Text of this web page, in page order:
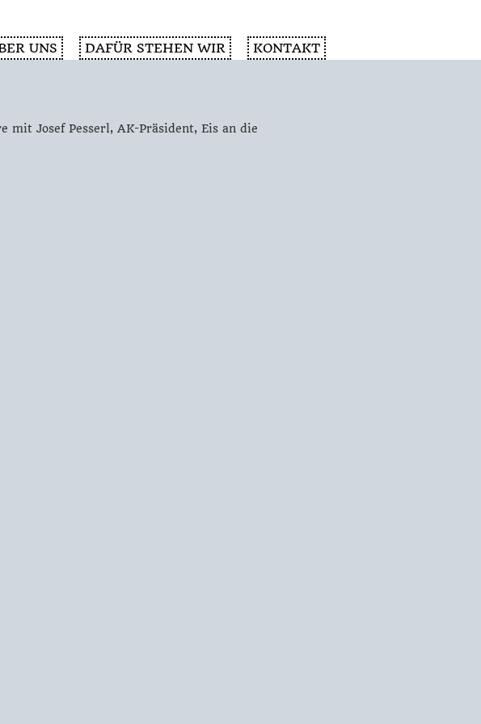
UNS DAFÜR STEHEN WIR KONTAKT
mit Josef Pesserl, AK-Präsident, Eis an die